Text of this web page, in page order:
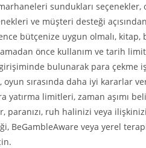
sundukları seçenekler,
ve müşteri desteği
bütçenize uygun olmalı, kitap,
önce kullanım ve tarih
bulunarak para çekme
sırasında daha iyi kararlar
yatırma limitleri, zaman aşımı
paranızı, ruh halinizi veya
BeGambleAware veya yerel